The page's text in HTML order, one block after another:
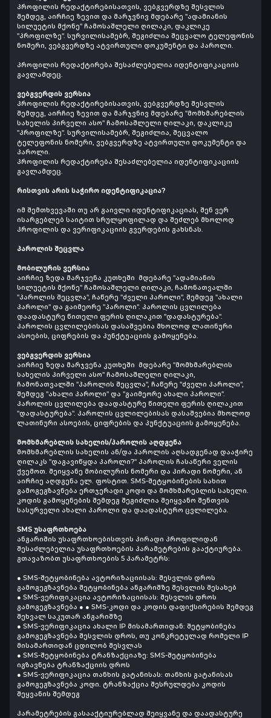
პროფილის რედაქტირებისათვის, ვებგვერდზე შესვლის
შემდეგ, აირჩიე ზევით და მარჯვნივ მდებარე "ადამიანის
სილუეტის მქონე" ჩამოსაშლელი ღილაკი, დაკლიკე
"პროფილზე". სურვილისამებრ, შეგიძლია შეცვალო ტელეფონის
ნომერი, ვებგვერდზე ატვირთული დოკუმენტი და პაროლი.
პროფილის რედაქტირება შესაძლებელია იდენტიფიკაციის
გავლამდეც.
ვებგვერდის ვერსია
პროფილის რედაქტირებისათვის, ვებგვერდზე შესვლის
შემდეგ, აირჩიე ზევით და მარჯვნივ მდებარე "მომხმარებლის
სახელის პირველი ასო" ჩამოსაშლელი ღილაკი, დაკლიკე
"პროფილზე". სურვილისამებრ, შეგიძლია, შეცვალო
ტელეფონის ნომერი, ვებგვერდზე ატვირთული დოკუმენტი და
პაროლი.
პროფილის რედაქტირება შესაძლებელია იდენტიფიკაციის
გავლამდეც.
რისთვის არის საჭირო იდენტიფიკაცია?
იმ შემთხვევაში თუ არ გაივლი იდენტიფიკაციას, შენ ვერ
ისარგებლებ საიტით სრულყოფილად და შეძლებ მხოლოდ
პროფილის და ვერიფიკაციის გვერდების გახსნას.
პაროლის შეცვლა
მობილურის ვერსია
აირჩიე ზედა მარჯვენა კუთხეში მდებარე "ადამიანის
სილუეტის მქონე" ჩამოსაშლელი ღილაკი, ჩამონათვალში
"პაროლის შეცვლა", ჩაწერე "ძველი პაროლი", შემდეგ "ახალი
პაროლი" და გაიმეორე "პაროლი". პაროლის ცვლილება
დაადასტურე წითელი ფერის ღილაკით "დადასტურება".
პაროლის ცვლილებისას დასაშვებია მხოლოდ ლათინური
ასოების, ციფრების და პუნქტუაციის გამოყენება.
ვებგვერდის ვერსია
აირჩიე ზედა მარჯვენა კუთხეში მდებარე "მომხმარებლის
სახელის პირველი ასო" ჩამოსაშლელი ღილაკი,
ჩამონათვალში "პაროლის შეცვლა", ჩაწერე "ძველი პაროლი",
შემდეგ "ახალი პაროლი" და "გაიმეორე ახალი პაროლი".
პაროლის ცვლილება დაადასტურე წითელი ფერის ღილაკით
"დადასტურება". პაროლის ცვლილებისას დასაშვებია მხოლოდ
ლათინური ასოების, ციფრების და პუნქტუაციის გამოყენება.
მომხმარებლის სახელის/პაროლის აღდგენა
მომხმარებლის სახელის ან/და პაროლის აღსადგენად დააჭირე
ღილაკს "დაგავიწყდა პაროლი?" პაროლის ჩასაწერი ველის
ქვემოთ. შეიყვანე მობილურის ნომერი და პირადი ნომერი, ან
აირჩიე აღდგენა ელ. ფოსტით. SMS-შეტყობინების სახით
გამოგეგზავნება ერთჯერადი კოდი და მომხმარებლის სახელი.
კოდის გამოყენების შემდეგ შეგიძლია შეიყვანო შენთვის
სასურველი ახალი პაროლი და დაადასტურო ცვლილება.
SMS უსაფრთხოება
ანგარიშის უსაფრთხოებისთვის პირადი პროფილიდან
შესაძლებელია უსაფრთხოების პარამეტრების გააქტიურება.
გთავაზობთ უსაფრთხოების 5 პარამეტრს:
● SMS-შეტყობინება ავტორიზაციისას: შესვლის დროს
გამოგეგზავნება შეტყობინება ანგარიშზე შესვლის შესახებ
● SMS-ვერიფიკაცია ავტორიზაციისას: შესვლის დროს
გამოგეგზავნება ● ● SMS-კოდი და კოდის დაფიქსირების შემდეგ
შეხვალ საკუთარ ანგარიშზე
● SMS-ვერიფიკაცია ახალი IP მისამართიდან: შეტყობინება
გამოგეგზავნება შესვლის დროს, თუ კონკრეტულად რომელი IP
მისამართიდან ცდილობ შესვლას
● SMS-შეტყობინება ტრანზაქციაზე: SMS-შეტყობინება
იგზავნება ტრანზაქციის დროს
● SMS-ვერიფიკაცია თანხის გატანისას: თანხის გატანისას
გამოგეგზავნება კოდი. ტრანზაქცია შესრულდება კოდის
შეყვანის შემდეგ
პარამეტრების გასააქტიურებლად შეიყვანე და დაადასტურე